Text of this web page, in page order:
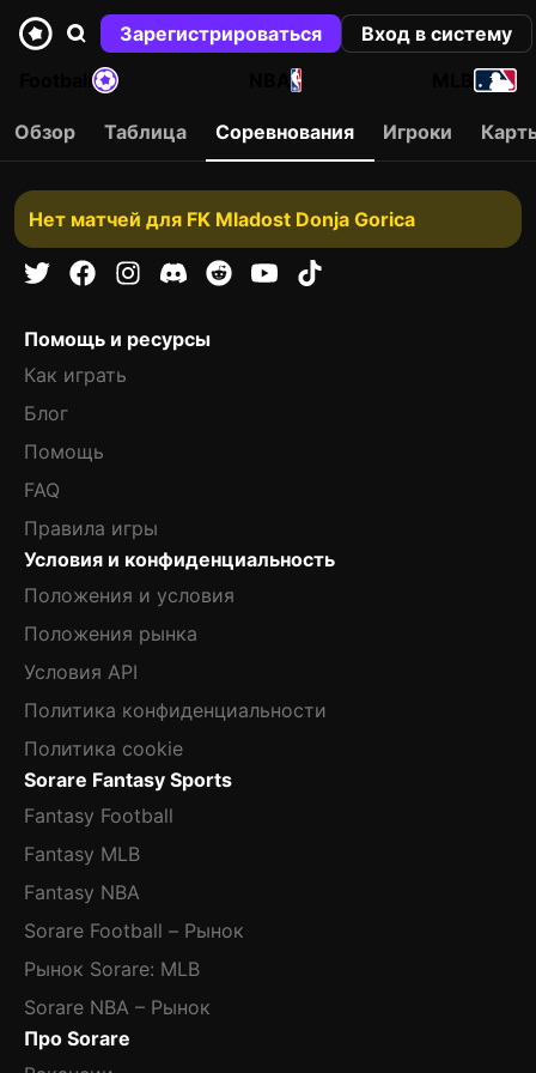
Зарегистрироваться
Вход в систему
NBA
Обзор Таблица Соревнования Игроки
Нет матчей для FK Mladost Donja Gorica
Помощь и ресурсы
Как играть
Блог
Помощь
FAQ
Правила игры
Условия и конфиденциальность
Положения и условия
Положения рынка
Условия API
Политика конфиденциальности
Политика cookie
Sorare Fantasy Sports
Fantasy Football
Fantasy MLB
Fantasy NBA
Sorare Football – Рынок
Рынок Sorare: MLB
Sorare NBA – Рынок
Про Sorare